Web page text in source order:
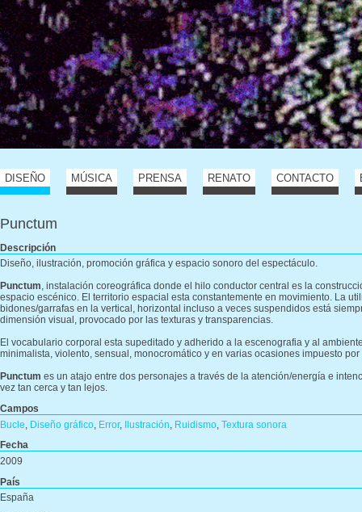
DISEÑO MÚSICA PRENSA RENATO CONTACTO
Punctum
Descripción
Diseño, ilustración, promoción gráfica y espacio sonoro del espectáculo.
Punctum, instalación coreográfica donde el hilo conductor central es la
espacio escénico. El territorio espacial esta constantemente en movimiento. La
bidones/garrafas en la vertical, horizontal incluso a veces suspendidos está
dimensión visual, provocado por las texturas y transparencias.
El vocabulario corporal esta supeditado y adherido a la escenografia y al
minimalista, violento, sensual, monocromático y en varias ocasiones impuesto por
Punctum es un atajo entre dos personajes a través de la atención/energía e
vez tan cerca y tan lejos.
Campos
Bucle
Diseño gráfico Error, Ilustración Ruidismo Textura sonora
Fecha
2009
País
España